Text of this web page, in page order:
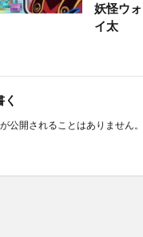
妖怪ウ
イ太
公開されることはありません。